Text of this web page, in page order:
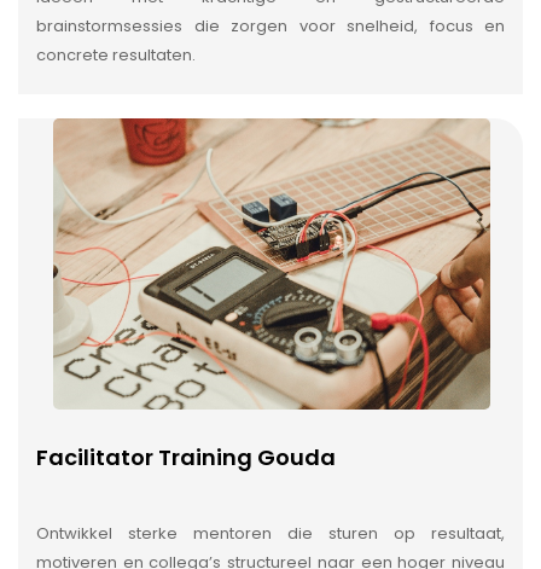
brainstormsessies die zorgen voor snelheid, focus en
concrete resultaten.
Facilitator Training Gouda
Ontwikkel sterke mentoren die sturen op resultaat,
motiveren en collega’s structureel naar een hoger niveau